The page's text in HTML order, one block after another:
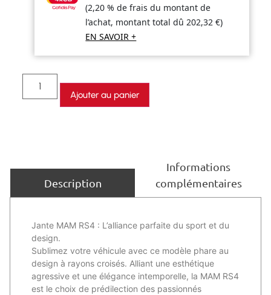
(2,20 % de frais du montant de
l’achat, montant total dû202,32€)
EN SAVOIR +
Ajouter au panier
Description
Informations
complémentaires
Jante MAM RS4 : L’alliance parfaite du sport et du
design.
Sublimez votre véhicule avec ce modèle phare au
design à rayons croisés. Alliant une esthétique
agressive et une élégance intemporelle, la MAM RS4
est le choix de prédilection des passionnés